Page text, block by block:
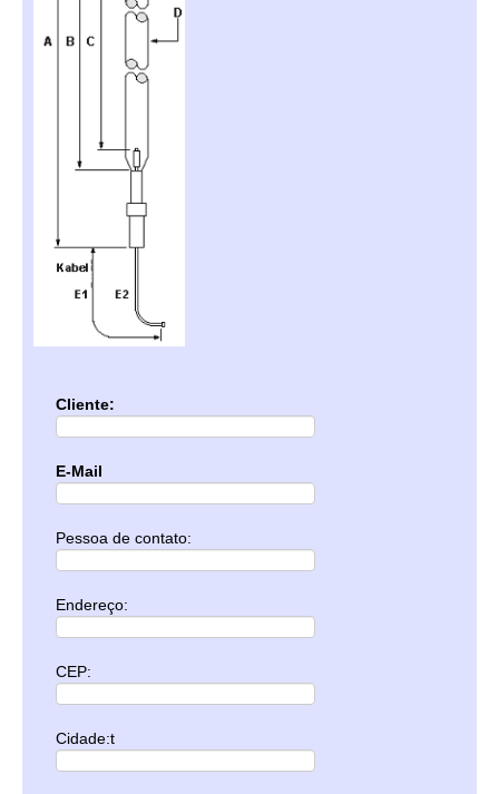
Cliente:
E-Mail
Pessoa de contato:
Endereço:
CEP:
Cidade:t